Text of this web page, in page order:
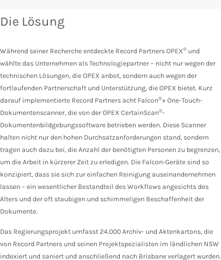
Die Lösung
Während seiner Recherche entdeckte Record Partners OPEX® und
wählte das Unternehmen als Technologiepartner – nicht nur wegen der
technischen Lösungen, die OPEX anbot, sondern auch wegen der
fortlaufenden Partnerschaft und Unterstützung, die OPEX bietet. Kurz
darauf implementierte Record Partners acht Falcon®+ One-Touch-
Dokumentenscanner, die von der OPEX CertainScan®-
Dokumentenbildgebungssoftware betrieben werden. Diese Scanner
halten nicht nur den hohen Durchsatzanforderungen stand, sondern
tragen auch dazu bei, die Anzahl der benötigten Personen zu begrenzen,
um die Arbeit in kürzerer Zeit zu erledigen. Die Falcon-Geräte sind so
konzipiert, dass sie sich zur einfachen Reinigung auseinandernehmen
lassen – ein wesentlicher Bestandteil des Workflows angesichts des
Alters und der oft staubigen und schimmeligen Beschaffenheit der
Dokumente.
Das Regierungsprojekt umfasst 24.000 Archiv- und Aktenkartons, die
von Record Partners und seinen Projektspezialisten im ländlichen NSW
indexiert und saniert und anschließend nach Brisbane verlagert wurden.